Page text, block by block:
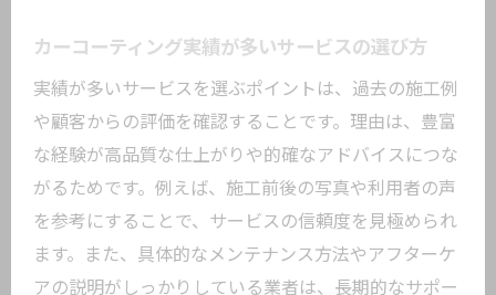
カーコーティング実績が多いサービスの選び方
実績が多いサービスを選ぶポイントは、過去の施工例
や顧客からの評価を確認することです。理由は、豊富
な経験が高品質な仕上がりや的確なアドバイスにつな
がるためです。例えば、施工前後の写真や利用者の声
を参考にすることで、サービスの信頼度を見極められ
ます。また、具体的なメンテナンス方法やアフターケ
アの説明がしっかりしている業者は、長期的なサポー